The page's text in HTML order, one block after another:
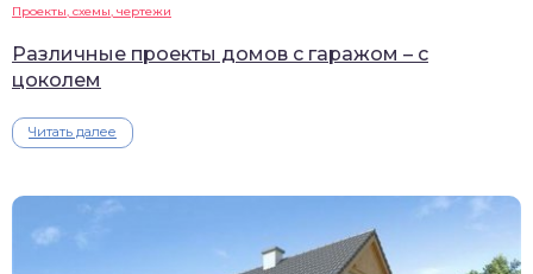
Проекты, схемы, чертежи
Различные проекты домов с гаражом – с
цоколем
Читать далее